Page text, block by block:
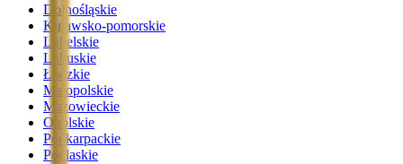
Dolnośląskie
Kujawsko-pomorskie
Lubelskie
Lubuskie
Łódzkie
Małopolskie
Mazowieckie
Opolskie
Podkarpackie
Podlaskie